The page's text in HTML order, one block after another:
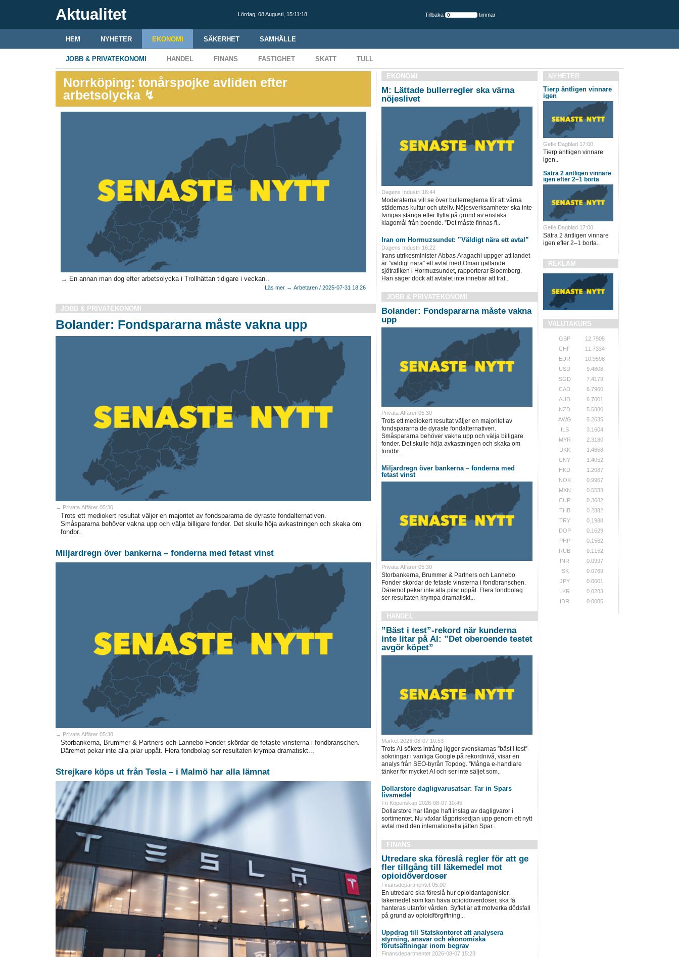
Aktualitet Lördag, 08 Augusti, 15:11:19 Tillbaka timmar
HEM NYHETER EKONOMI SÄKERHET SAMHÄLLE
JOBB & PRIVATEKONOMI HANDEL FINANS FASTIGHET SKATT TULL
Norrköping: tonårspojke avliden efter
arbetsolycka ↯
→ En annan man dog efter arbetsolycka i Trollhättan tidigare i veckan..
Läs mer → Arbetaren / 2025-07-31 18:26
JOBB & PRIVATEKONOMI
Bolander: Fondspararna måste vakna upp
→ Privata Affärer 05:30
Trots ett mediokert resultat väljer en majoritet av fondspararna de dyraste fondalternativen.
Småspararna behöver vakna upp och välja billigare fonder. Det skulle höja avkastningen och skaka om
fondbr..
Miljardregn över bankerna – fonderna med fetast vinst
→ Privata Affärer 05:30
Storbankerna, Brummer & Partners och Lannebo Fonder skördar de fetaste vinsterna i fondbranschen.
Däremot pekar inte alla pilar uppåt. Flera fondbolag ser resultaten krympa dramatiskt...
Strejkare köps ut från Tesla – i Malmö har alla lämnat
EKONOMI
M: Lättade bullerregler ska värna
nöjeslivet
Dagens Industri 16:44
Moderaterna vill se över bullerreglerna för att värna
städernas kultur och uteliv. Nöjesverksamheter ska inte
tvingas stänga eller flytta på grund av enstaka
klagomål från boende. ”Det måste finnas fl..
Iran om Hormuzsundet: ”Väldigt nära ett avtal”
Dagens Industri 16:22
Irans utrikesminister Abbas Aragachi uppger att landet
är ”väldigt nära” ett avtal med Oman gällande
sjötrafiken i Hormuzsundet, rapporterar Bloomberg.
Han säger dock att avtalet inte innebär att traf..
JOBB & PRIVATEKONOMI
Bolander: Fondspararna måste vakna
upp
Privata Affärer 05:30
Trots ett mediokert resultat väljer en majoritet av
fondspararna de dyraste fondalternativen.
Småspararna behöver vakna upp och välja billigare
fonder. Det skulle höja avkastningen och skaka om
fondbr..
Miljardregn över bankerna – fonderna med
fetast vinst
Privata Affärer 05:30
Storbankerna, Brummer & Partners och Lannebo
Fonder skördar de fetaste vinsterna i fondbranschen.
Däremot pekar inte alla pilar uppåt. Flera fondbolag
ser resultaten krympa dramatiskt...
HANDEL
”Bäst i test”-rekord när kunderna
inte litar på AI: ”Det oberoende testet
avgör köpet”
Market 2026-08-07 10:53
Trots AI-sökets intrång ligger svenskarnas ”bäst i test”-
sökningar i vanliga Google på rekordnivå, visar en
analys från SEO-byrån Topdog. ”Många e-handlare
tänker för mycket AI och ser inte säljet som..
Dollarstore dagligvarusatsar: Tar in Spars
livsmedel
Fri Köpenskap 2026-08-07 10:45
Dollarstore har länge haft inslag av dagligvaror i
sortimentet. Nu växlar lågpriskedjan upp genom ett nytt
avtal med den internationella jätten Spar...
FINANS
Utredare ska föreslå regler för att ge
fler tillgång till läkemedel mot
opioidöverdoser
Finansdepartmentet 05:00
En utredare ska föreslå hur opioidantagonister,
läkemedel som kan häva opioidöverdoser, ska få
hanteras utanför vården. Syftet är att motverka dödsfall
på grund av opioidförgiftning...
Uppdrag till Statskontoret att analysera
styrning, ansvar och ekonomiska
förutsättningar inom begrav
Finansdepartmentet 2026-08-07 15:23
NYHETER
Tierp äntligen vinnare
igen
Gefle Dagblad 17:00
Tierp äntligen vinnare
igen..
Sätra 2 äntligen vinnare
igen efter 2–1 borta
Gefle Dagblad 17:00
Sätra 2 äntligen vinnare
igen efter 2–1 borta..
REKLAM
VALUTAKURS
GBP
12.7905
CHF
11.7334
EUR
10.9598
USD
9.4808
SGD
7.4179
CAD
6.7960
AUD
6.7001
NZD
5.5880
AWG
5.2635
ILS
3.1604
MYR
2.3180
DKK
1.4658
CNY
1.4052
HKD
1.2087
NOK
0.9967
MXN
0.5533
CUP
0.3682
THB
0.2882
TRY
0.1988
DOP
0.1629
PHP
0.1562
RUB
0.1152
INR
0.0997
ISK
0.0769
JPY
0.0601
LKR
0.0283
IDR
0.0005